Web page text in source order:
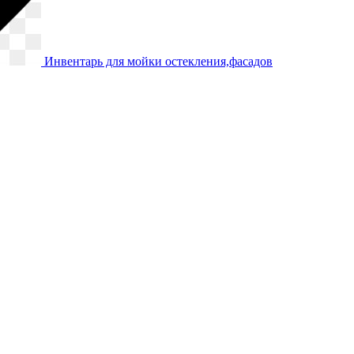
Инвентарь для мойки остекления,фасадов